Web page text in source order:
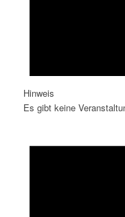
Hinweis
Es gibt keine